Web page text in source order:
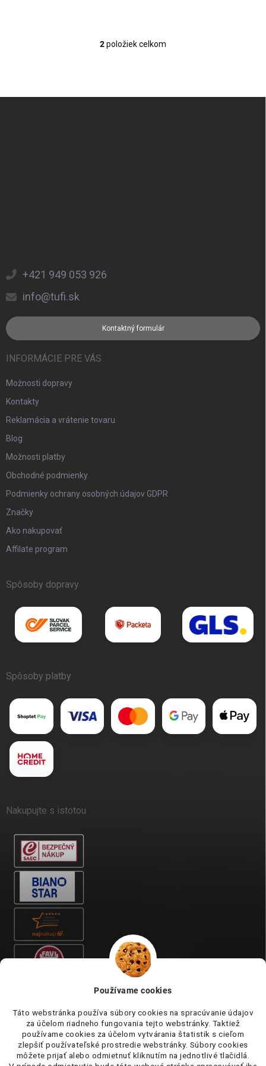
Používame cookies
Táto webstránka používa súbory cookies na spracúvanie údajov
za účelom riadneho fungovania tejto webstránky. Taktiež
používame cookies za účelom vytvárania štatistik s cieľom
zlepšiť používateľské prostredie webstránky. Súbory cookies
môžete prijať alebo odmietnuť kliknutím na jednotlivé tlačidlá.
Ovládacie prvky výpisu
2položiek celkom
+421 949 053 926
info@tufi.sk
Kontaktný formulár
INFORMÁCIE PRE VÁS
Možnosti dopravy
Kontakty
Reklamácia a vrátenie tovaru
Blog
Možnosti platby
Obchodné podmienky
Podmienky ochrany osobných údajov GDPR
Značky
Ako nakupovať
Affilate program
Spôsoby dopravy
Spôsoby platby
Nakupujte s istotou